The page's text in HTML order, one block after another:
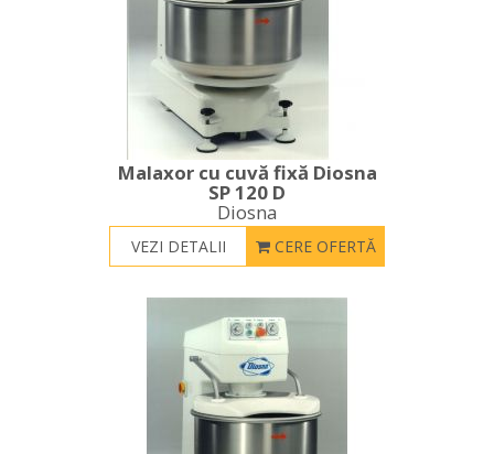
Malaxor cu cuvă fixă Diosna
SP 120 D
Diosna
VEZI DETALII CERE OFERTĂ